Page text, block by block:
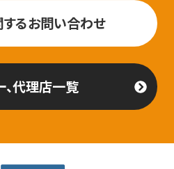
るお問い合わせ
、代理店一覧